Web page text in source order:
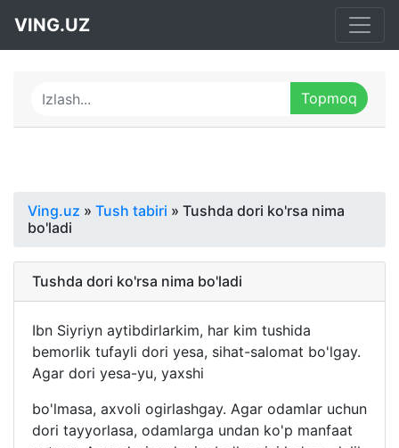
VING.UZ
Ving.uz » Tush tabiri » Tushda dori ko'rsa nima
bo'ladi
Tushda dori ko'rsa nima bo'ladi
Ibn Siyriyn aytibdirlarkim, har kim tushida
bemorlik tufayli dori yesa, sihat-salomat bo'lgay.
Agar dori yesa-yu, yaxshi
bo'lmasa, axvoli ogirlashgay. Agar odamlar uchun
dori tayyorlasa, odamlarga undan ko'p manfaat